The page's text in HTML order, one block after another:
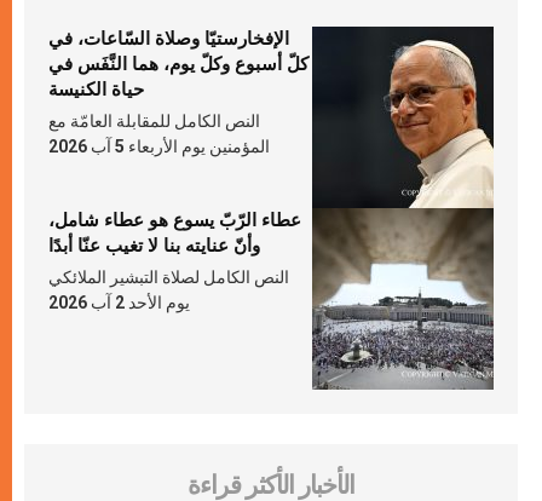
الإفخارستيّا وصلاة السّاعات، في
كلّ أسبوع وكلّ يوم، هما النَّفَس في
حياة الكنيسة
النص الكامل للمقابلة العامّة مع
المؤمنين يوم الأربعاء 5 آب 2026
عطاء الرّبّ يسوع هو عطاء شامل،
وأنّ عنايته بنا لا تغيب عنّا أبدًا
النص الكامل لصلاة التبشير الملائكي
يوم الأحد 2 آب 2026
الأخبار الأكثر قراءة